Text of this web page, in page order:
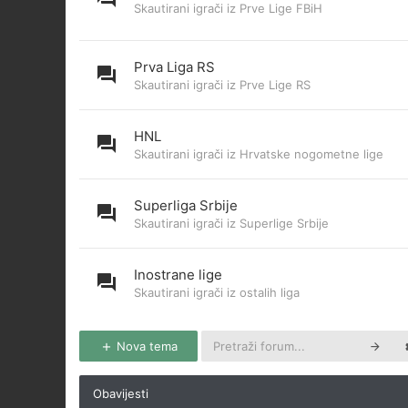
Skautirani igrači iz Prve Lige FBiH
Prva Liga RS
Skautirani igrači iz Prve Lige RS
HNL
Skautirani igrači iz Hrvatske nogometne lige
Superliga Srbije
Skautirani igrači iz Superlige Srbije
Inostrane lige
Skautirani igrači iz ostalih liga
Nova tema
Obavijesti